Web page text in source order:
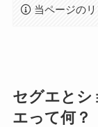
当ページの
セグエとシ
エって何？